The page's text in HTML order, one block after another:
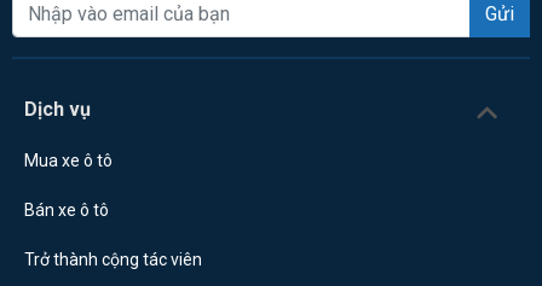
Gửi
Dịch vụ
Mua xe ô tô
Bán xe ô tô
Trở thành cộng tác viên